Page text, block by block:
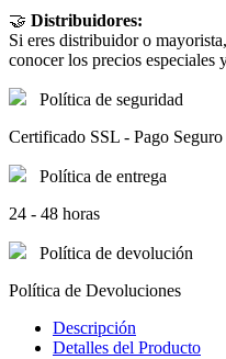
🤝 Distribuidores:
Si eres distribuidor o
conocer los precios especiales
Política de seguridad
Certificado SSL - Pago Seguro
Política de entrega
24 - 48 horas
Política de devolución
Política de Devoluciones
Descripción
Detalles del Producto